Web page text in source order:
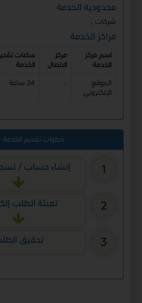
محدودية الخدمة
شركات ,
مراكز الخدمة
اسم مركز
الخدمة
مركز
الاتصال
ساعات تقديم
الخدمة
الموقع
الإلكتروني
24 ساعة
خطوات تقديم الخدمة
إنشاء حساب /
تعبئة الطلب
تدقيق الطلب